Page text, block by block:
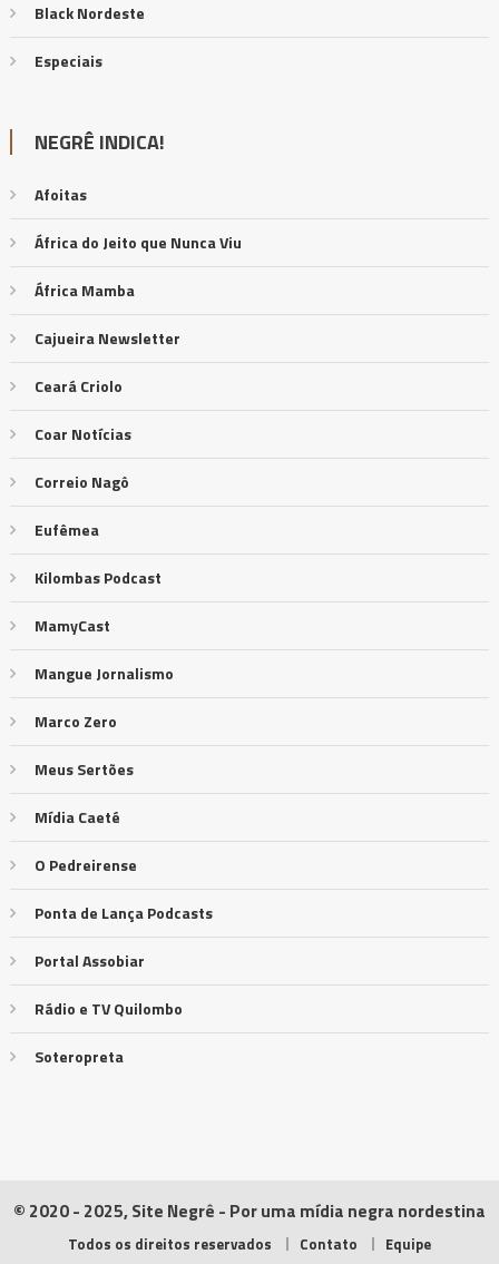
Black Nordeste
Especiais
NEGRÊ INDICA!
Afoitas
África do Jeito que Nunca Viu
África Mamba
Cajueira Newsletter
Ceará Criolo
Coar Notícias
Correio Nagô
Eufêmea
Kilombas Podcast
MamyCast
Mangue Jornalismo
Marco Zero
Meus Sertões
Mídia Caeté
O Pedreirense
Ponta de Lança Podcasts
Portal Assobiar
Rádio e TV Quilombo
Soteropreta
© 2020 - 2025, Site Negrê - Por uma mídia negra nordestina
Todos os direitos reservados Contato Equipe